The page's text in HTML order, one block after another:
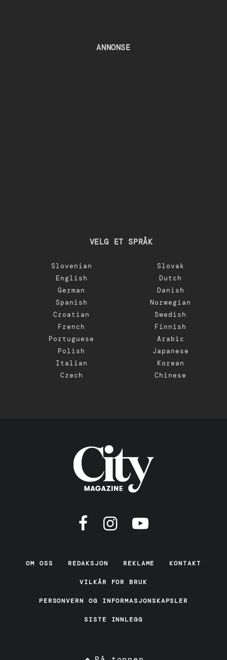
ANNONSE
VELG ET SPRÅK
Slovenian
English
German
Spanish
Croatian
French
Portuguese
Polish
Italian
Czech
Slovak
Dutch
Danish
Norwegian
Swedish
Finnish
Arabic
Japanese
Korean
Chinese
OM OSS REDAKSJON REKLAME KONTAKT
VILKÅR FOR BRUK
PERSONVERN OG INFORMASJONSKAPSLER
SISTE INNLEGG